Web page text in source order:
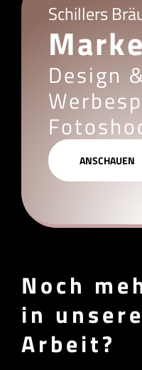
Schillers
Design
ANSCHAUEN
Noch
in
Arbeit?